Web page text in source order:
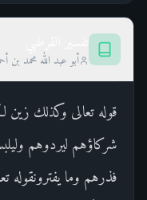
أبو عبد الله محمد بن
قوله تعالى وكذلك زين
شركاؤهم ليردوهم
فذرهم وما يفترونقوله